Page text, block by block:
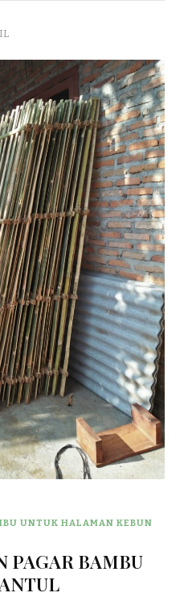
UNTUK HALAMAN KEBUN
PAGAR BAMBU